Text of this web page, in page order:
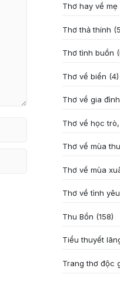
Thơ hay về mẹ
Thơ thả thính
Thơ tình buồn
Thơ về biển (4)
Thơ về gia
Thơ về học
Thơ về mùa thu
Thơ về mùa
Thơ về tình
Thu Bồn (158)
Tiểu thuyết
Trang thơ độc